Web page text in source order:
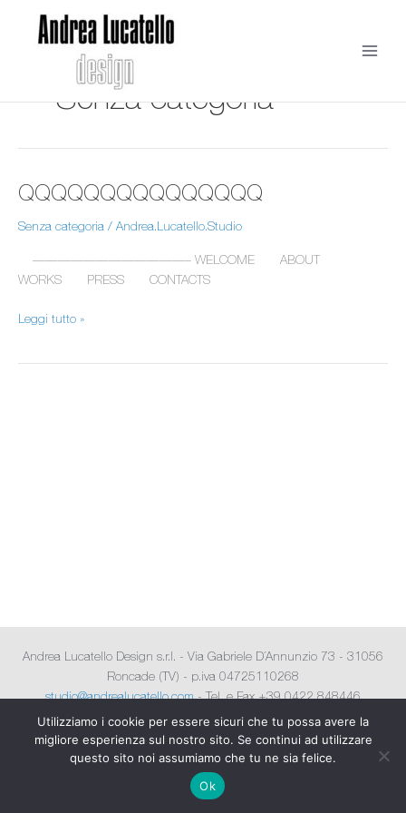
contenuto
Senza categoria
QQQQQQQQQQQQQQQ
Senza categoria / Andrea.Lucatello.Studio
————————————– WELCOME ABOUT
WORKS PRESS CONTACTS
QQQQQQQQQQQQQQQ
Leggi tutto »
Andrea Lucatello Design s.r.l. - Via Gabriele D´Annunzio 73 - 31056
Roncade (TV) - p.iva 04725110268
studio@andrealucatello.com- Tel. e Fax +39 0422 848446
All company names and trademarks are the property of their respective
owners
Copyright © 2026 - Andrea Lucatello Design
Utilizziamo i cookie per essere sicuri che tu possa avere la
migliore esperienza sul nostro sito. Se continui ad utilizzare
questo sito noi assumiamo che tu ne sia felice.
Ok